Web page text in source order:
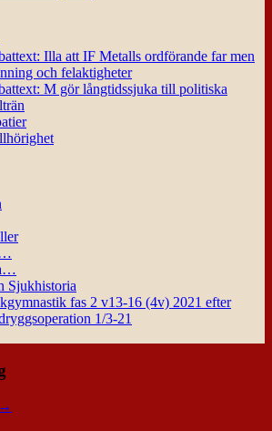
Illa att IF Metalls ordförande far men
och felaktigheter
M gör långtidssjuka till politiska
Sjukhistoria
fas 2 v13-16 (4v) 2021 efter
1/3-21
→